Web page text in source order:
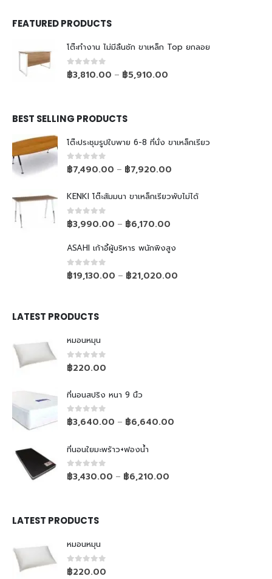
FEATURED PRODUCTS
โต๊ะทำงาน ไม่มีลิ้นชัก ขาเหล็ก Top ยกลอย
0out of 5
฿3,810.00 – ฿5,910.00
BEST SELLING PRODUCTS
โต๊ะประชุมรูปใบพาย 6-8 ที่นั่ง ขาเหล็กเรียว
0out of 5
฿7,490.00 – ฿7,920.00
KENKI โต๊ะสัมมนา ขาเหล็กเรียวพับไม่ได้
0out of 5
฿3,990.00 – ฿6,170.00
ASAHI เก้าอี้ผู้บริหาร พนักพิงสูง
0out of 5
฿19,130.00 – ฿21,020.00
LATEST PRODUCTS
หมอนหมุน
0out of 5
฿220.00
ที่นอนสปริง หนา 9 นิ้ว
0out of 5
฿3,640.00 – ฿6,640.00
ที่นอนใยมะพร้าว+ฟองน้ำ
0out of 5
฿3,430.00 – ฿6,210.00
LATEST PRODUCTS
หมอนหมุน
0out of 5
฿220.00